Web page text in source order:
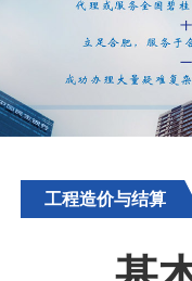
工程造价与结算